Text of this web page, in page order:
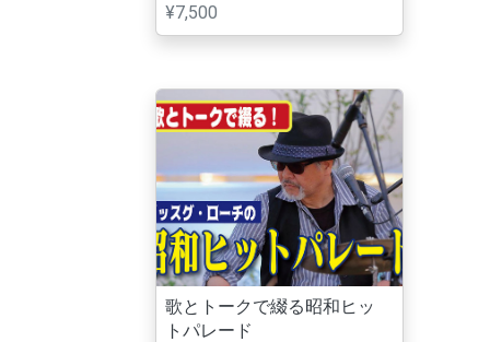
¥7,500
歌とトークで綴る昭和ヒッ
トパレード